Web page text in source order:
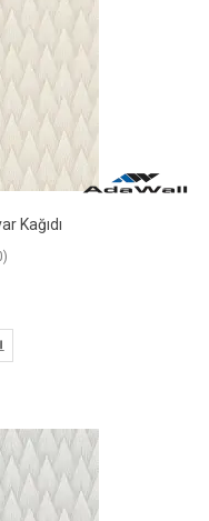
Kağıdı